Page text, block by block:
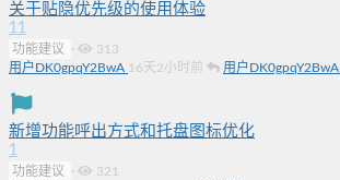
关于贴隐优先级的使用体验
11
功能建议 ·
313
用户DK0gpqY2BwA 16天2小时前 用户DK0gpqY2BwA
新增功能呼出方式和托盘图标优化
1
功能建议 ·
321